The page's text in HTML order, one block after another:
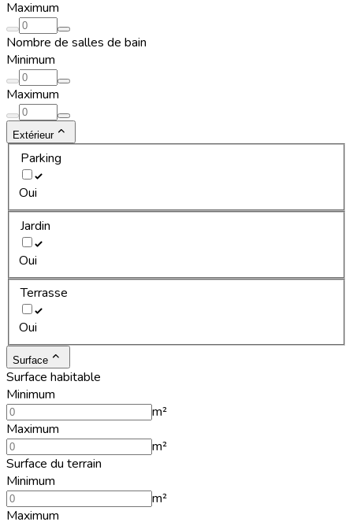
Maximum
Nombre de salles de bain
Minimum
Maximum
Extérieur
Parking
Oui
Jardin
Oui
Terrasse
Oui
Surface
Surface habitable
Minimum
m²
Maximum
m²
Surface du terrain
Minimum
m²
Maximum